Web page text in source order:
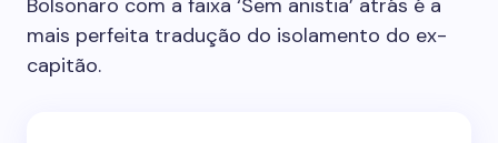
Bolsonaro com a faixa ‘Sem anistia’ atrás é a
mais perfeita tradução do isolamento do ex-
capitão.